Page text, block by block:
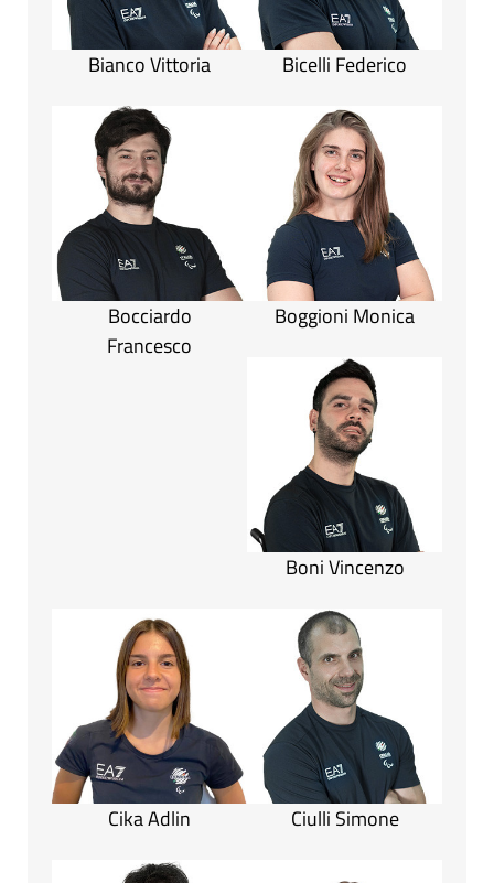
Bianco Vittoria Bicelli Federico
Bocciardo
Francesco
Boggioni Monica
Boni Vincenzo
Cika Adlin Ciulli Simone